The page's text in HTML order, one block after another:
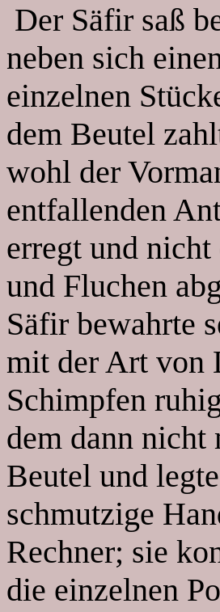
Der Säfir saß
neben sich
einzelnen
dem Beutel
wohl der
entfallenden
erregt und
und Fluchen
Säfir bewahrte
mit der Art von
Schimpfen
dem dann
Beutel und
schmutzige
Rechner; sie
die einzelnen